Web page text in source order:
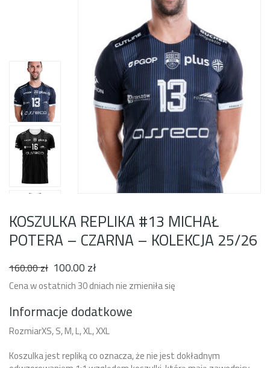
KOSZULKA REPLIKA #13 MICHAŁ
POTERA – CZARNA – KOLEKCJA 25/26
160.00zł Pierwotna
cena
wynosiła:
160.00 zł.
100.00złAktualna
cena
wynosi:
100.00 zł.
Cena w ostatnich 30 dniach nie zmieniła się
Informacje dodatkowe
RozmiarXS, S, M, L, XL, XXL
Koszulka jest repliką co oznacza, że nie jest dokładnym